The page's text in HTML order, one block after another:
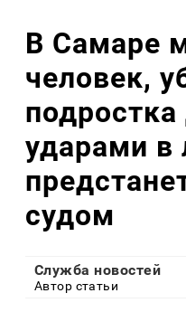
В Самаре
человек,
ударами в
судом
Служба новостей
Автор статьи